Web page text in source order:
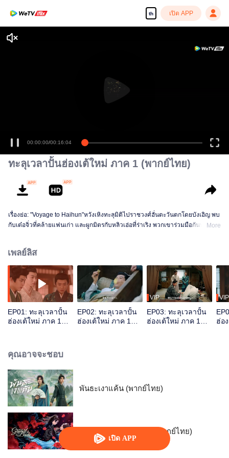
th เปิด APP
เปิด APP
00:00:00/00:16:04
ทะลุเวลาปั้นฮ่องเต้ใหม่ ภาค 1 (พากย์ไทย)
เรื่องย่อ: "Voyage to Haihun"หวังเหิงทะลุมิติไปราชวงศ์ฮั่นตะวันตกโดยบังเอิญ พบ
กับเต๋อจิ่วที่คล้ายแฟนเก่า และผูกมิตรกับหลิวเฮ่อที่ร่าเริง พวกเขาร่วมมือกันท้าทาย
More
เพลย์ลิส
EP01: ทะลุเวลาปั้น
ฮ่องเต้ใหม่ ภาค 1
EP02: ทะลุเวลาปั้น
ฮ่องเต้ใหม่ ภาค 1
VIP
EP03: ทะลุเวลาปั้น
ฮ่องเต้ใหม่ ภาค 1
VIP
ฮ่อ
คุณอาจจะชอบ
พันธะเงาแค้น (พากย์ไทย)
ชะตาแค้นฮูหยินแม่ทัพ (พากย์ไทย)